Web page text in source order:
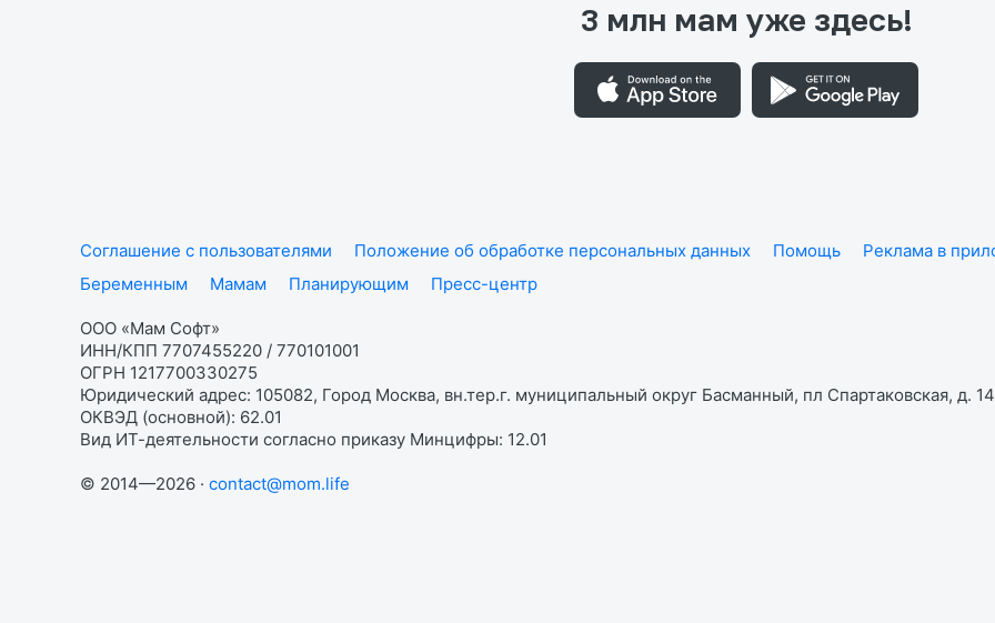
3 млн мам уже здесь!
Соглашение с пользователями Положение об обработке персональных данных Помощь Реклама в
Беременным
Мамам Планирующим Пресс-центр
ООО «Мам Софт»
ИНН/КПП 7707455220 / 770101001
ОГРН 1217700330275
Юридический адрес: 105082, Город Москва, вн.тер.г. муниципальный округ Басманный, пл Спартаковская, д.
ОКВЭД (основной): 62.01
Вид ИТ-деятельности согласно приказу Минцифры: 12.01
© 2014—2026 · contact@mom.life